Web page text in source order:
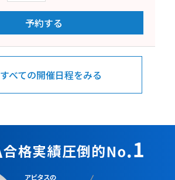
予約する
すべての開催日程をみる